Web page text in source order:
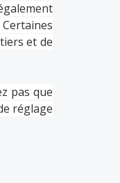
et de
pas que
réglage